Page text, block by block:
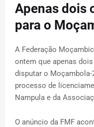
Apenas dois
para o
A Federação
ontem que apenas
disputar o
processo de
Nampula e da
O anúncio da FMF